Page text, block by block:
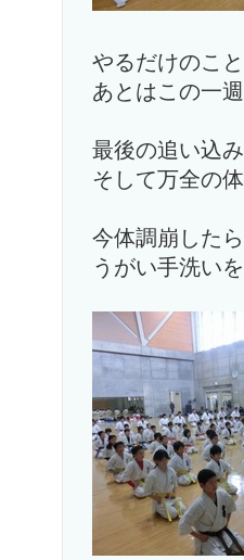
やるだけのこ
あとはこの一
最後の追い込
そして万全の
今体調崩した
うがい手洗い